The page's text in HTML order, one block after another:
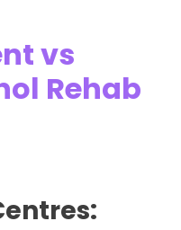
vs
Rehab